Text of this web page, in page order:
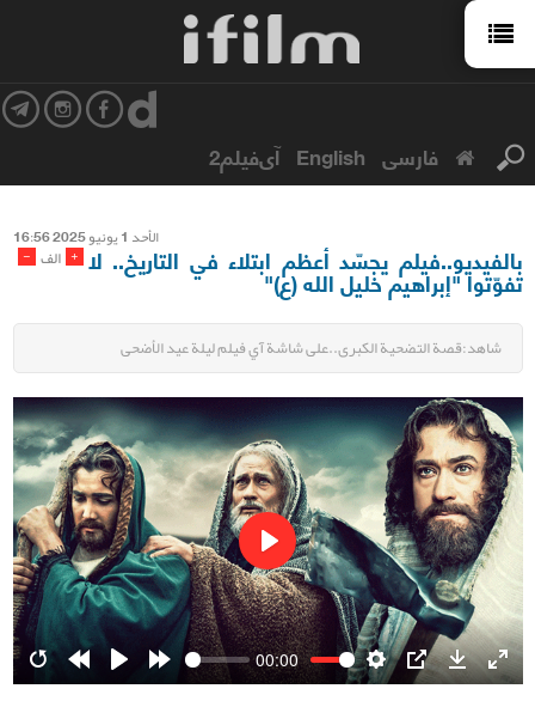
فارسی English آی‌فیلم2
الأحد 1 یونیو 2025 16:56
- الف + بالفيديو..فيلم يجسّد أعظم ابتلاء في التاريخ.. لا
تفوّتوا "إبراهيم خليل الله (ع)"
شاهد:قصة التضحية الكبرى..على شاشة آي فيلم ليلة عيد الأضحى
RestartRewindPlay Forward
00:00
Settings
PIP Download
Play